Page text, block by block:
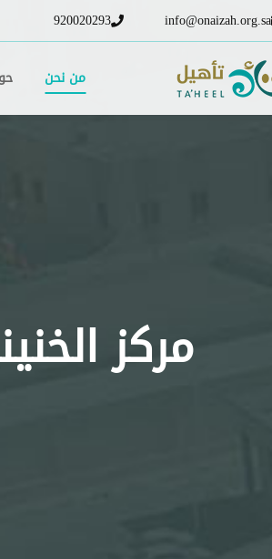
info@onaizah.org.sa
920020293
من نحن
مركز